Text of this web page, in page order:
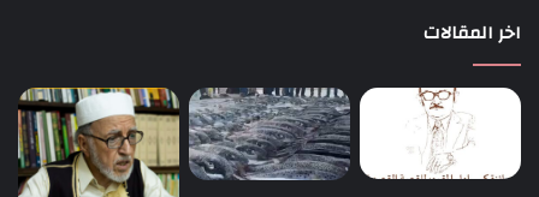
اخر المقالات